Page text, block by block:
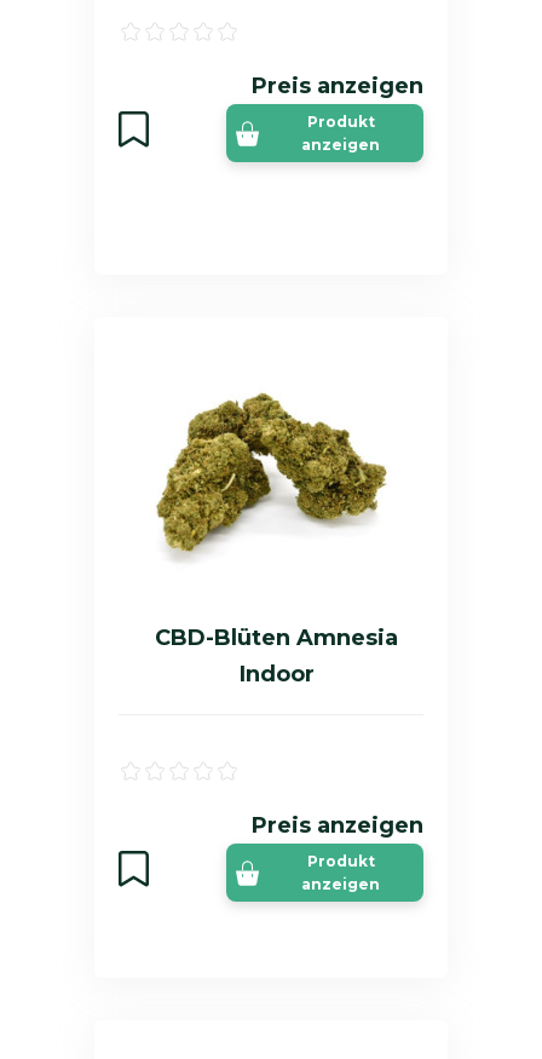
Preis anzeigen
Produkt
anzeigen
CBD-Blüten Amnesia
Indoor
Preis anzeigen
Produkt
anzeigen